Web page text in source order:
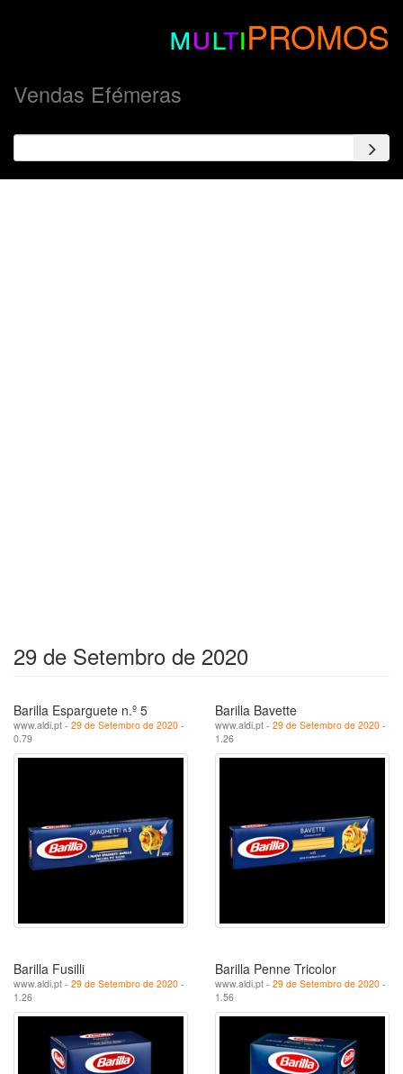
multiPROMOS
Vendas Efémeras
29 de Setembro de 2020
Barilla Esparguete n.º 5
www.aldi.pt - 29 de Setembro de 2020 -
0.79
Barilla Bavette
www.aldi.pt - 29 de Setembro de 2020 -
1.26
Barilla Fusilli
www.aldi.pt - 29 de Setembro de 2020 -
1.26
Barilla Penne Tricolor
www.aldi.pt - 29 de Setembro de 2020 -
1.56